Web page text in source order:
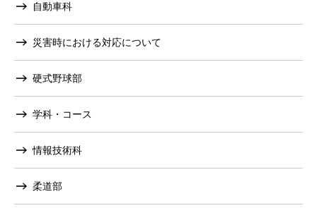
自動車科
災害時における対応について
硬式野球部
学科・コース
情報技術科
柔道部